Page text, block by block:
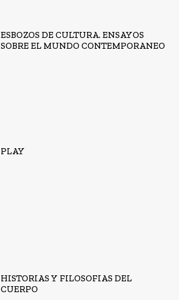
ESBOZOS DE CULTURA. ENSAYOS
SOBRE EL MUNDO CONTEMPORANEO
PLAY
HISTORIAS Y FILOSOFIAS DEL
CUERPO